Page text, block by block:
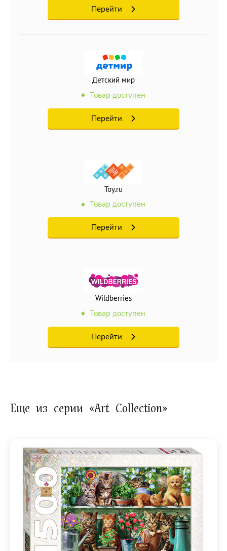
Перейти
Детский мир
Товар доступен
Перейти
Toy.ru
Товар доступен
Перейти
Wildberries
Товар доступен
Перейти
Еще из серии «Art Collection»